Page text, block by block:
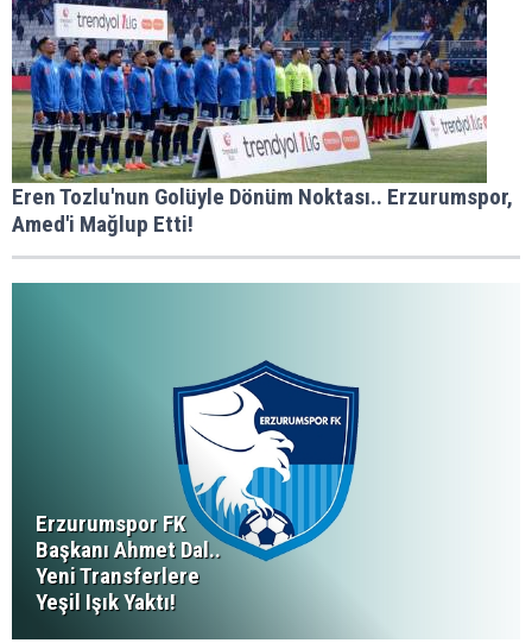
Eren Tozlu'nun Golüyle Dönüm Noktası.. Erzurumspor,
Amed'i Mağlup Etti!
Erzurumspor FK
Başkanı Ahmet Dal..
Yeni Transferlere
Yeşil Işık Yaktı!